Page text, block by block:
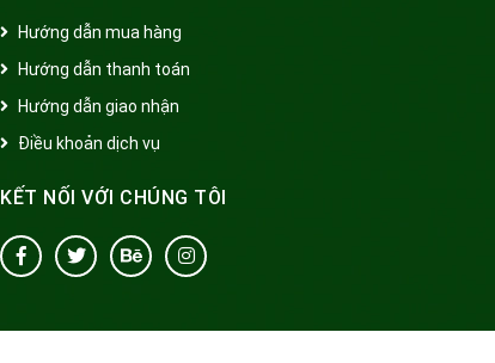
Hướng dẫn mua hàng
Hướng dẫn thanh toán
Hướng dẫn giao nhận
Điều khoản dịch vụ
KẾT NỐI VỚI CHÚNG TÔI